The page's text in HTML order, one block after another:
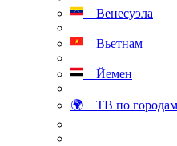
Венесуэла
Вьетнам
Йемен
🌍 ТВ по городам